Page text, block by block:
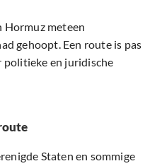
Hormuz meteen
gehoopt. Een route is pas
politieke en juridische
Staten en sommige